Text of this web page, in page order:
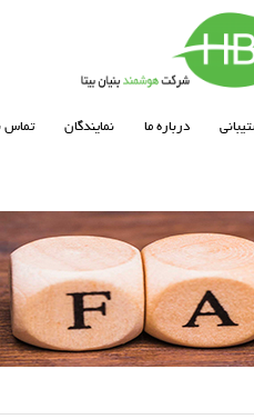
درباره ما نمایندگان تماس